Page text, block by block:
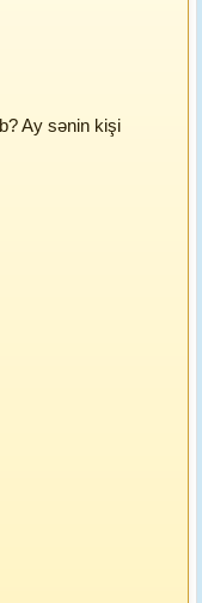
Ay sənin kişi